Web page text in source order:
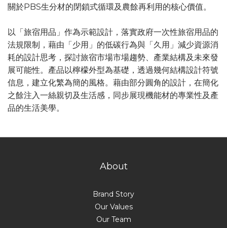
關於PBS生分材的閉鎖式循環及農餘再利用的核心價值。
以「旅宿用品」作為示範設計，落實政府一次性旅宿用品的
法規限制，藉由「少用」的低碳行為與「久用」減少資源消
耗的設計思考，探討旅宿市場市場趨勢、產業結構及未來發
展可能性。產品以檸檬外型為基礎，透過幾何結構設計符號
信息，建立化繁為簡的風格。藉由部分圓角的設計，在簡化
之餘注入一絲親切及生活感，同步展現機能材的專業性及產
品的生活美學。
About
Brand Story
Our Values
Our Team